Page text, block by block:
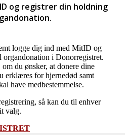
og registrer din holdning
logge dig ind med MitID og
i Donorregistret.
du ønsker, at donere dine
erklæres for hjernedød samt
have medbestemmelse.
så kan du til enhver
valg.